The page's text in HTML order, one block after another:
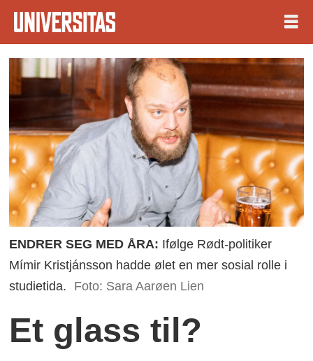
ENDRER SEG MED ÅRA: Ifølge Rødt-politiker
Mímir Kristjánsson hadde ølet en mer sosial rolle i
studietida.
Foto: Sara Aarøen Lien
Et glass til?